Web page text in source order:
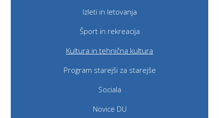
Izleti in letovanja
Šport in rekreacija
Kultura in tehnična kultura
Program starejši za starejše
Sociala
Novice DU